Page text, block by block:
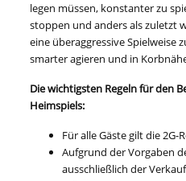
legen müssen, konstanter zu
stoppen und anders als zuletzt
eine überaggressive Spielweise
smarter agieren und in
Die wichtigsten Regeln für den
Heimspiels:
Für alle Gäste gilt die 2G-
Aufgrund der Vorgaben
ausschließlich der